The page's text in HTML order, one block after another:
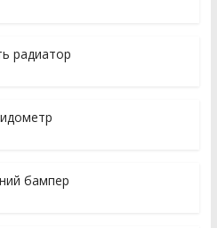
радиатор
бампер